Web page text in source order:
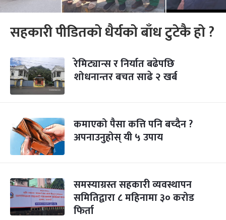
सहकारी पीडितको धैर्यको बाँध टुटेकै हो ?
रेमिट्यान्स र निर्यात बढेपछि
शोधनान्तर बचत साढे २ खर्ब
कमाएको पैसा कत्ति पनि बच्दैन ?
अपनाउनुहोस् यी ५ उपाय
समस्याग्रस्त सहकारी व्यवस्थापन
समितिद्वारा ८ महिनामा ३० करोड
फिर्ता